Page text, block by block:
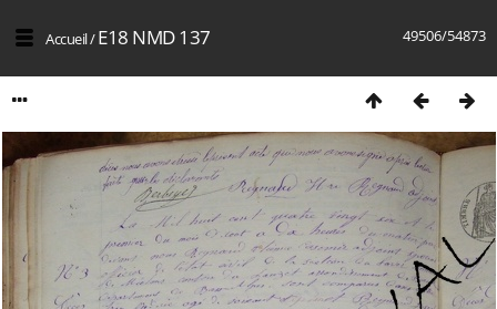
49506/54873
Accueil/E18 NMD 137